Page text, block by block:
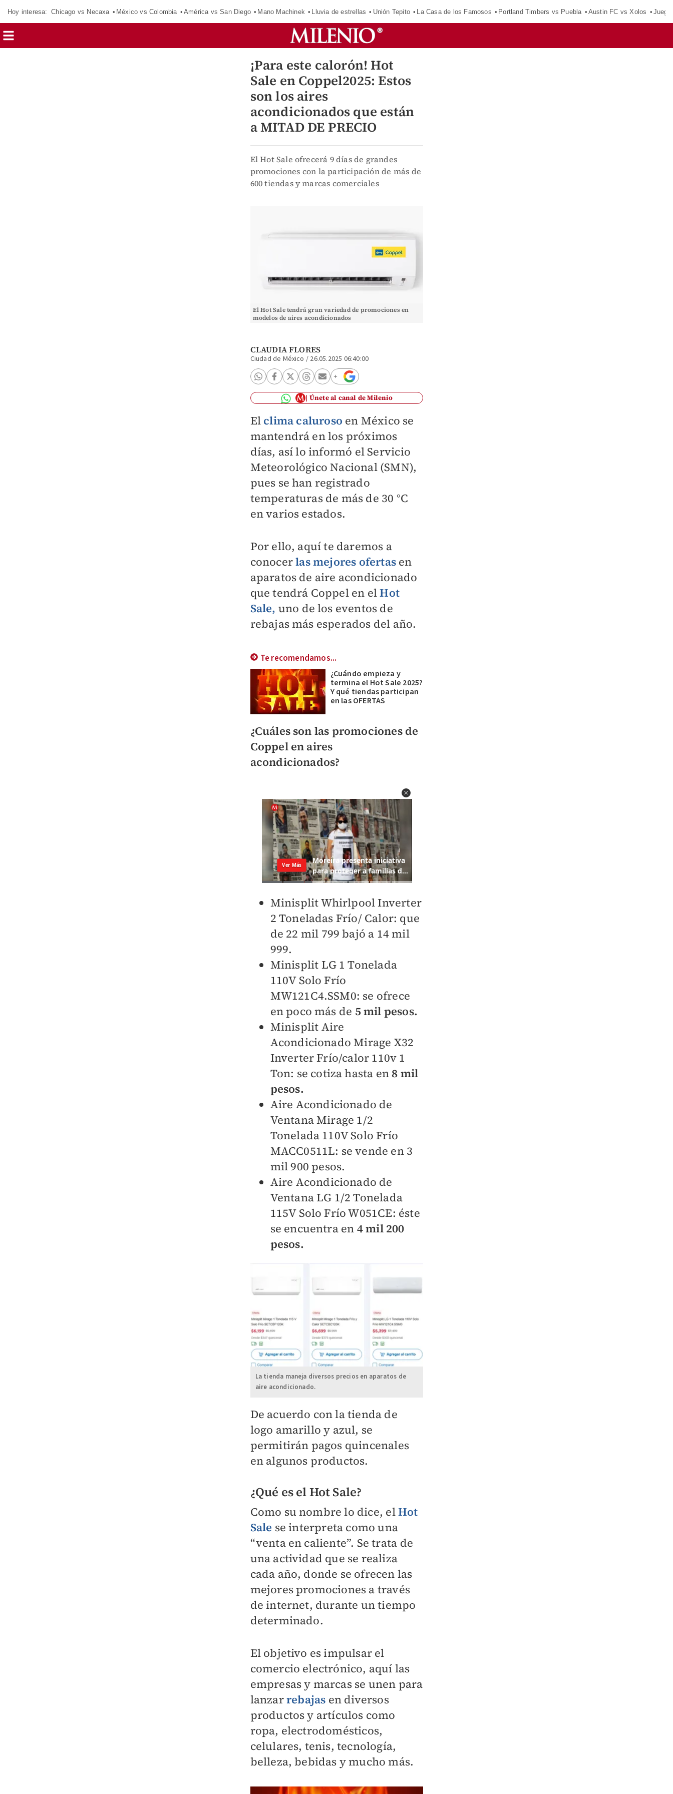
Hoy interesa: Chicago vs Necaxa México vs Colombia América vs San Diego Mano Machinek Lluvia de estrellas Unión Tepito La Casa de los Famosos Portland Timbers vs Puebla Austin FC vs Xolos
¡Para este calorón! Hot
Sale en Coppel2025: Estos
son los aires
acondicionados que están
a MITAD DE PRECIO
El Hot Sale ofrecerá 9 días de grandes
promociones con la participación de más de
600 tiendas y marcas comerciales
El Hot Sale tendrá gran variedad de promociones en
modelos de aires acondicionados
CLAUDIA FLORES
Ciudad de México / 26.05.2025 06:40:00
Únete al canal de Milenio
El clima caluroso en México se
mantendrá en los próximos
días, así lo informó el Servicio
Meteorológico Nacional (SMN),
pues se han registrado
temperaturas de más de 30 °C
en varios estados.
Por ello, aquí te daremos a
conocerlas mejores ofertasen
aparatos de aire acondicionado
que tendrá Coppel en elHot
Sale, uno de los eventos de
rebajas más esperados del año.
Te recomendamos...
¿Cuándo empieza y
termina el Hot Sale 2025?
Y qué tiendas participan
en las OFERTAS
¿Cuáles son las promociones de
Coppel en aires
acondicionados?
Minisplit Whirlpool Inverter
2 Toneladas Frío/ Calor: que
de 22 mil 799 bajó a 14 mil
999.
Minisplit LG 1 Tonelada
110V Solo Frío
MW121C4.SSM0: se ofrece
en poco más de 5 mil pesos.
Minisplit Aire
Acondicionado Mirage X32
Inverter Frío/calor 110v 1
Ton: se cotiza hasta en 8 mil
pesos.
Aire Acondicionado de
Ventana Mirage 1/2
Tonelada 110V Solo Frío
MACC0511L: se vende en 3
mil 900 pesos.
Aire Acondicionado de
Ventana LG 1/2 Tonelada
115V Solo Frío W051CE: éste
se encuentra en 4 mil 200
pesos.
La tienda maneja diversos precios en aparatos de
aire acondicionado.
De acuerdo con la tienda de
logo amarillo y azul, se
permitirán pagos quincenales
en algunos productos.
¿Qué es el Hot Sale?
Como su nombre lo dice, elHot
Sale se interpreta como una
“venta en caliente”. Se trata de
una actividad que se realiza
cada año, donde se ofrecen las
mejores promociones a través
de internet, durante un tiempo
determinado.
El objetivo es impulsar el
comercio electrónico, aquí las
empresas y marcas se unen para
lanzarrebajas en diversos
productos y artículos como
ropa, electrodomésticos,
celulares, tenis, tecnología,
belleza, bebidas y mucho más.